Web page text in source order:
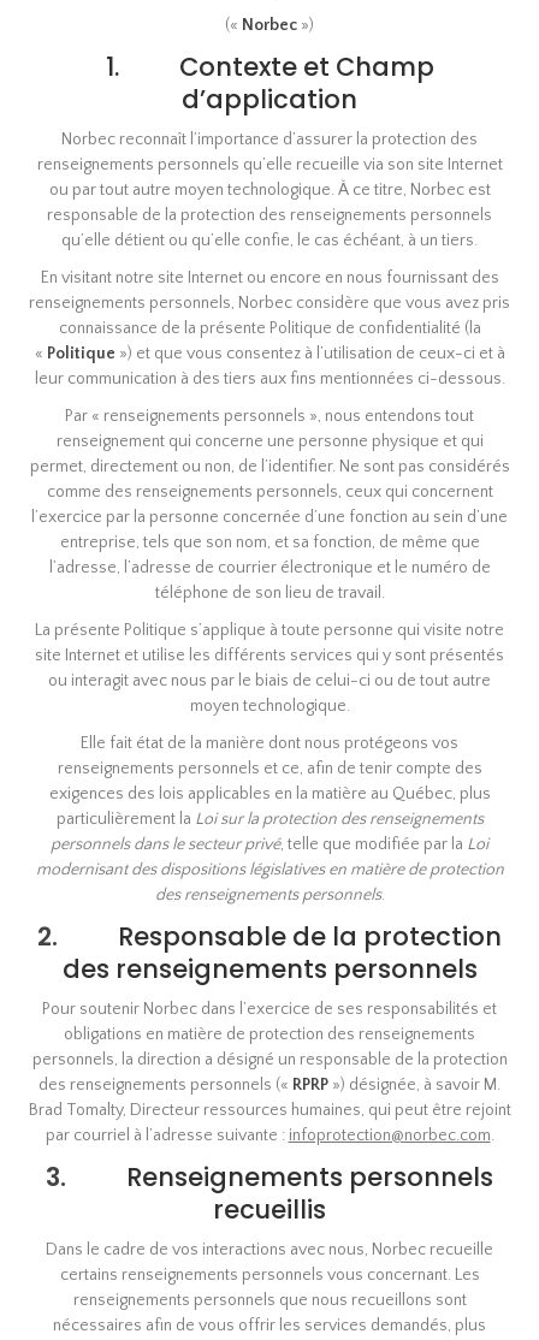
(« Norbec »)
1. Contexte et Champ
d’application
Norbec reconnaît l’importance d’assurer la protection des
renseignements personnels qu’elle recueille via son site Internet
ou par tout autre moyen technologique. À ce titre, Norbec est
responsable de la protection des renseignements personnels
qu’elle détient ou qu’elle confie, le cas échéant, à un tiers.
En visitant notre site Internet ou encore en nous fournissant des
renseignements personnels, Norbec considère que vous avez pris
connaissance de la présente Politique de confidentialité (la
« Politique ») et que vous consentez à l’utilisation de ceux-ci et à
leur communication à des tiers aux fins mentionnées ci-dessous.
Par « renseignements personnels », nous entendons tout
renseignement qui concerne une personne physique et qui
permet, directement ou non, de l’identifier. Ne sont pas considérés
comme des renseignements personnels, ceux qui concernent
l’exercice par la personne concernée d’une fonction au sein d’une
entreprise, tels que son nom, et sa fonction, de même que
l’adresse, l’adresse de courrier électronique et le numéro de
téléphone de son lieu de travail.
La présente Politique s’applique à toute personne qui visite notre
site Internet et utilise les différents services qui y sont présentés
ou interagit avec nous par le biais de celui-ci ou de tout autre
moyen technologique.
Elle fait état de la manière dont nous protégeons vos
renseignements personnels et ce, afin de tenir compte des
exigences des lois applicables en la matière au Québec, plus
particulièrement la Loi sur la protection des renseignements
personnels dans le secteur privé, telle que modifiée par la Loi
modernisant des dispositions législatives en matière de protection
des renseignements personnels.
2. Responsable de la protection
des renseignements personnels
Pour soutenir Norbec dans l’exercice de ses responsabilités et
obligations en matière de protection des renseignements
personnels, la direction a désigné un responsable de la protection
des renseignements personnels (« RPRP ») désignée, à savoir M.
Brad Tomalty, Directeur ressources humaines, qui peut être rejoint
par courriel à l’adresse suivante : infoprotection@norbec.com.
3.
Renseignements personnels
recueillis
Dans le cadre de vos interactions avec nous, Norbec recueille
certains renseignements personnels vous concernant. Les
renseignements personnels que nous recueillons sont
nécessaires afin de vous offrir les services demandés, plus